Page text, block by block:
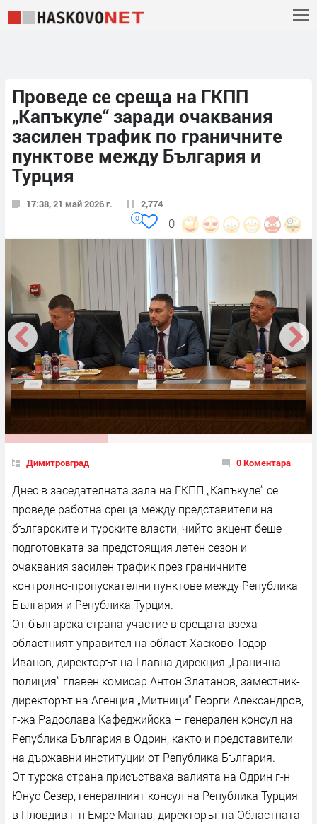
Проведе се среща на ГКПП
„Капъкуле“ заради очаквания
засилен трафик по граничните
пунктове между България и
Турция
17:38, 21 май 2026 г. 2,774
0
0
Димитровград 0 Коментара
Днес в заседателната зала на ГКПП „Капъкуле“ се
проведе работна среща между представители на
българските и турските власти, чийто акцент беше
подготовката за предстоящия летен сезон и
очаквания засилен трафик през граничните
контролно-пропускателни пунктове между Република
България и Република Турция.
От българска страна участие в срещата взеха
областният управител на област Хасково Тодор
Иванов, директорът на Главна дирекция „Гранична
полиция“ главен комисар Антон Златанов, заместник-
директорът на Агенция „Митници“ Георги Александров,
г-жа Радослава Кафеджийска – генерален консул на
Република България в Одрин, както и представители
на държавни институции от Република България.
От турска страна присъстваха валията на Одрин г-н
Юнус Сезер, генералният консул на Република Турция
в Пловдив г-н Емре Манав, директорът на Областната